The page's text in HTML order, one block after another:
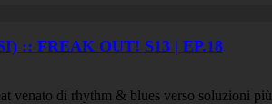
:: FREAK OUT! S13 | EP.18
venato di rhythm & blues verso soluzioni più